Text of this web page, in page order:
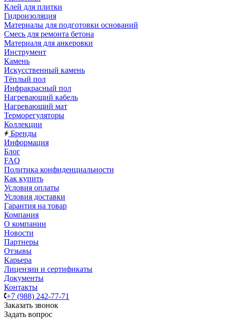
Клей для плитки
Гидроизоляция
Материалы для подготовки оснований
Смесь для ремонта бетона
Материаля для анкеровки
Инструмент
Камень
Искусственный камень
Тёплый пол
Инфракрасный пол
Нагревающий кабель
Нагревающий мат
Терморегуляторы
Коллекции
Бренды
Информация
Блог
FAQ
Политика конфиденциальности
Как купить
Условия оплаты
Условия доставки
Гарантия на товар
Компания
О компании
Новости
Партнеры
Отзывы
Карьера
Лицензии и сертификаты
Документы
Контакты
+7 (988) 242-77-71
Заказать звонок
Задать вопрос